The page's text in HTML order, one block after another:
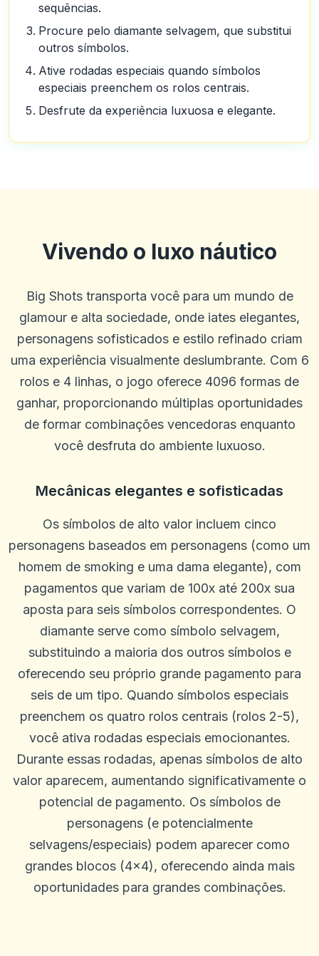
sequências.
Procure pelo diamante selvagem, que substitui
outros símbolos.
Ative rodadas especiais quando símbolos
especiais preenchem os rolos centrais.
Desfrute da experiência luxuosa e elegante.
Vivendo o luxo náutico
Big Shots transporta você para um mundo de
glamour e alta sociedade, onde iates elegantes,
personagens sofisticados e estilo refinado criam
uma experiência visualmente deslumbrante. Com 6
rolos e 4 linhas, o jogo oferece 4096 formas de
ganhar, proporcionando múltiplas oportunidades
de formar combinações vencedoras enquanto
você desfruta do ambiente luxuoso.
Mecânicas elegantes e sofisticadas
Os símbolos de alto valor incluem cinco
personagens baseados em personagens (como um
homem de smoking e uma dama elegante), com
pagamentos que variam de 100x até 200x sua
aposta para seis símbolos correspondentes. O
diamante serve como símbolo selvagem,
substituindo a maioria dos outros símbolos e
oferecendo seu próprio grande pagamento para
seis de um tipo. Quando símbolos especiais
preenchem os quatro rolos centrais (rolos 2-5),
você ativa rodadas especiais emocionantes.
Durante essas rodadas, apenas símbolos de alto
valor aparecem, aumentando significativamente o
potencial de pagamento. Os símbolos de
personagens (e potencialmente
selvagens/especiais) podem aparecer como
grandes blocos (4x4), oferecendo ainda mais
oportunidades para grandes combinações.
K
2025-10-22 03:17:19
Site de design moderno, equipe simpática
Lee Guerrero
2025-10-15 07:14:12
SEM problemas para retirar. Os agentes estão sempre dispostos a
ajudar e me orientar em qualquer problema que tive. Melhor site
até agora. Feliz com tudo
0 0